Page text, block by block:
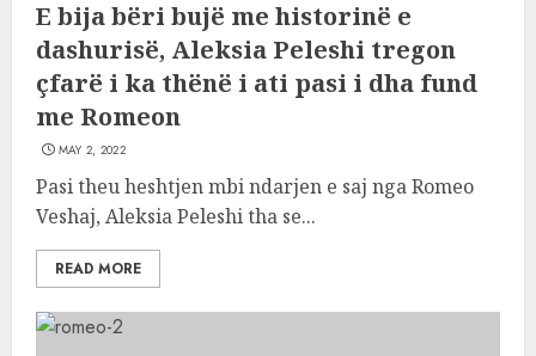
E bija bëri bujë me historinë e
dashurisë, Aleksia Peleshi tregon
çfarë i ka thënë i ati pasi i dha fund
me Romeon
MAY 2, 2022
Pasi theu heshtjen mbi ndarjen e saj nga Romeo
Veshaj, Aleksia Peleshi tha se...
READ MORE